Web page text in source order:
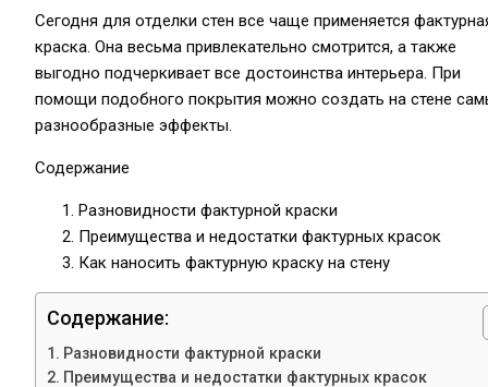
Сегодня для отделки стен все чаще применяется
краска. Она весьма привлекательно смотрится, а также
выгодно подчеркивает все достоинства интерьера. При
помощи подобного покрытия можно создать на стене
разнообразные эффекты.
Содержание
Разновидности фактурной краски
Преимущества и недостатки фактурных красок
Как наносить фактурную краску на стену
Содержание:
Разновидности фактурной краски
Преимущества и недостатки фактурных красок